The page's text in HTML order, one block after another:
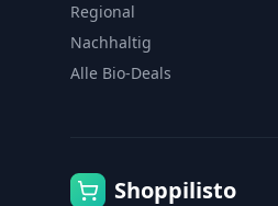
Regional
Nachhaltig
Alle Bio-Deals
Shoppilisto